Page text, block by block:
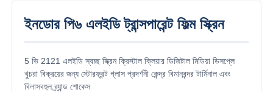
ইনডোর পি৬ এলইডি ট্রান্সপারেন্ট ফিল্ম স্ক্রিন
5 ভি 2121 এলইডি স্বচ্ছ স্ক্রিন ক্রিস্টাল ক্লিয়ার ডিজিটাল মিডিয়া ডিসপ্লে
খুচরা বিক্রয়ের জন্য স্টোরফ্রন্ট গ্লাস প্রদর্শনী কেন্দ্র বিমানবন্দর টার্মিনাল এবং
বিলাসবহুল ব্র্যান্ড শোকেস